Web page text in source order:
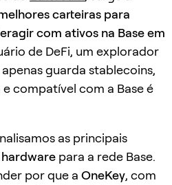
carteiras para
com ativos na Base em
de DeFi, um explorador
guarda stablecoins,
compatível com a Base é
as principais
hardware para a rede Base.
por que a OneKey, com